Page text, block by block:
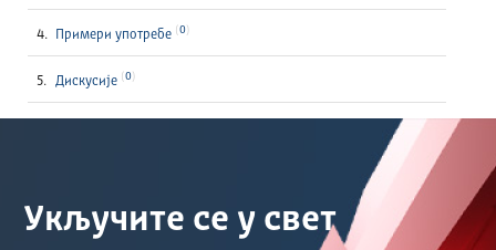
Примери употребе 0
Дискусије 0
Укључите се у свет